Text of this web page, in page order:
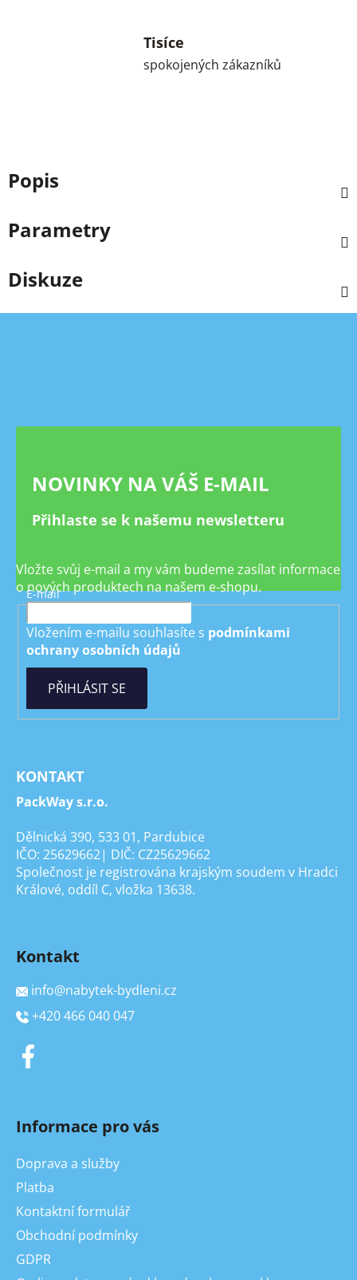
Tisíce
spokojených zákazníků
Popis
Parametry
Diskuze
Z
NOVINKY NA VÁŠ E-MAIL
Přihlaste se k našemu newsletteru
Vložte svůj e-mail a my vám budeme zasílat informace
o nových produktech na našem e-shopu.
E-mail
Vložením e-mailu souhlasíte s podmínkami
ochrany osobních údajů
PŘIHLÁSIT SE
KONTAKT
PackWay s.r.o.
Dělnická 390, 533 01, Pardubice
IČO: 25629662| DIČ: CZ25629662
Společnost je registrována krajským soudem v Hradci
Králové, oddíl C, vložka 13638.
Kontakt
info@nabytek-bydleni.cz
+420 466 040 047
Informace pro vás
Doprava a služby
Platba
Kontaktní formulář
Obchodní podmínky
GDPR